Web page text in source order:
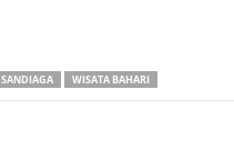
SANDIAGA WISATA BAHARI